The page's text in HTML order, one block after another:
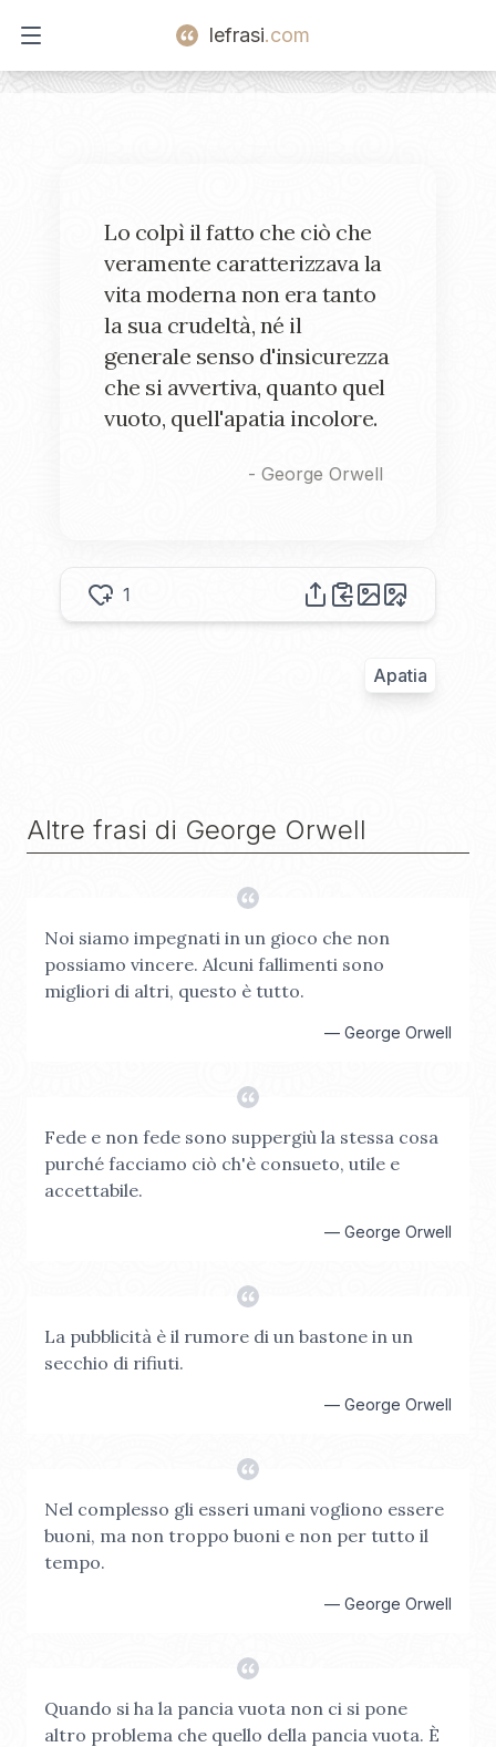
Open main menu
lefrasi.com
Lo colpì il fatto che ciò che
veramente caratterizzava la
vita moderna non era tanto
la sua crudeltà, né il
generale senso d'insicurezza
che si avvertiva, quanto quel
vuoto, quell'apatia incolore.
- George Orwell
1
Apatia
Altre frasi di George Orwell
Noi siamo impegnati in un gioco che non
possiamo vincere. Alcuni fallimenti sono
migliori di altri, questo è tutto.
— George Orwell
Fede e non fede sono suppergiù la stessa cosa
purché facciamo ciò ch'è consueto, utile e
accettabile.
— George Orwell
La pubblicità è il rumore di un bastone in un
secchio di rifiuti.
— George Orwell
Nel complesso gli esseri umani vogliono essere
buoni, ma non troppo buoni e non per tutto il
tempo.
— George Orwell
Quando si ha la pancia vuota non ci si pone
altro problema che quello della pancia vuota. È